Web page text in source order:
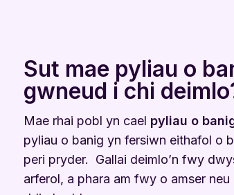
Sut mae pyliau o
gwneud i chi
Mae rhai pobl yn cael pyliau o
pyliau o banig yn fersiwn eithafol o
peri pryder. Gallai deimlo’n fwy
arferol, a phara am fwy o amser